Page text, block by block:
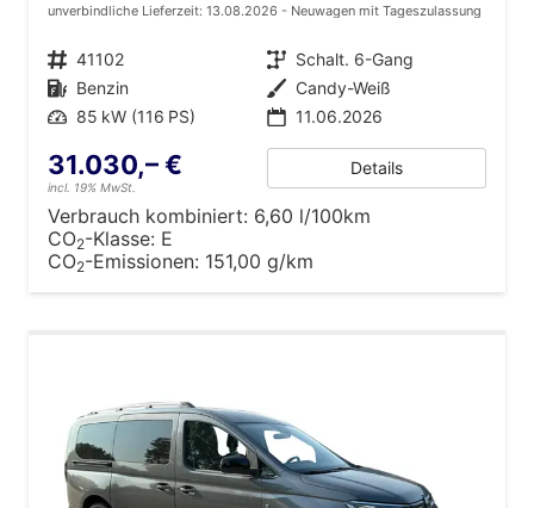
unverbindliche Lieferzeit: 13.08.2026 Neuwagen mit Tageszulassung
Fahrzeugnr. 41102 Getriebe Schalt. 6-Gang
Kraftstoff Benzin Außenfarbe Candy-Weiß
Leistung 85 kW (116 PS) 11.06.2026
31.030,– €
incl. 19% MwSt.
Details
Verbrauch kombiniert: 6,60 l/100km
CO2-Klasse: E
CO2-Emissionen: 151,00 g/km